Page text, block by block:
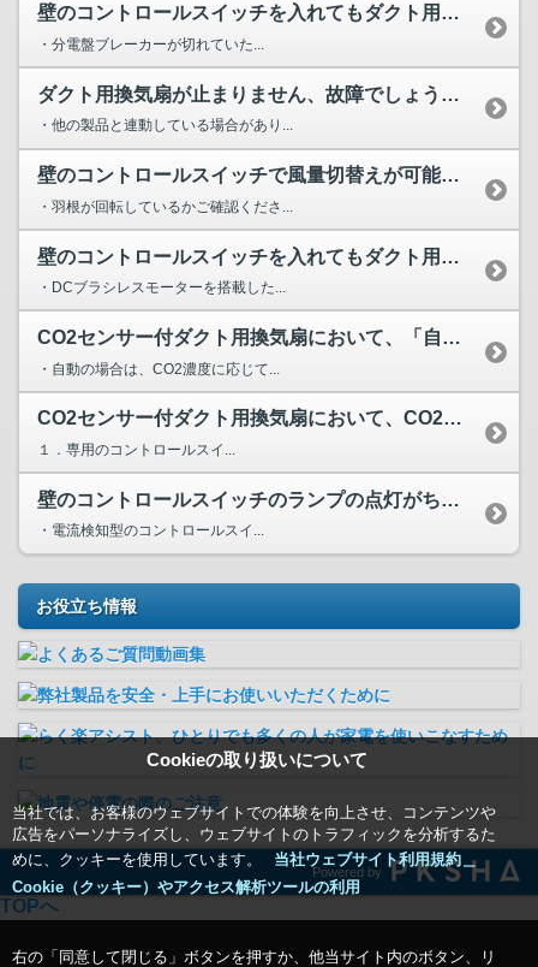
Cookieの取り扱いについて
当社では、お客様のウェブサイトでの体験を向上させ、コンテンツや
広告をパーソナライズし、ウェブサイトのトラフィックを分析するた
めに、クッキーを使用しています。
当社ウェブサイト利用規約＿
Cookie（クッキー）やアクセス解析ツールの利用
右の「同意して閉じる」ボタンを押すか、他当サイト内のボタン、リ
壁のコントロールスイッチを入れてもダクト用換気扇が運転しま...
・分電盤ブレーカーが切れていた...
ダクト用換気扇が止まりません、故障でしょうか？
・他の製品と連動している場合があり...
壁のコントロールスイッチで風量切替えが可能なダクト用換気扇...
・羽根が回転しているかご確認くださ...
壁のコントロールスイッチを入れてもダクト用換気扇が運転する...
・DCブラシレスモーターを搭載した...
CO2センサー付ダクト用換気扇において、「自動」に設定して...
・自動の場合は、CO2濃度に応じて...
CO2センサー付ダクト用換気扇において、CO2を検知して自...
１．専用のコントロールスイ...
壁のコントロールスイッチのランプの点灯がちらつく場合があり...
・電流検知型のコントロールスイ...
お役立ち情報
Powered by
TOPへ